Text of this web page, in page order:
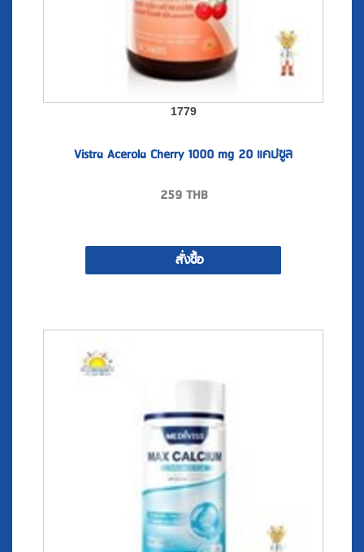
1779
Vistra Acerola Cherry 1000 mg 20 แคปซูล
259 THB
สั่งซื้อ